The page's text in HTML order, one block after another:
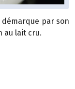
par son
au lait cru.